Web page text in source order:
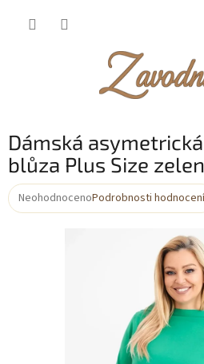
Dámská
blůza Plus Size
Průměrné
NeohodnocenoPodrobnosti hodnocení